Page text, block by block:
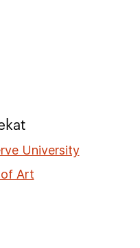
University
Art